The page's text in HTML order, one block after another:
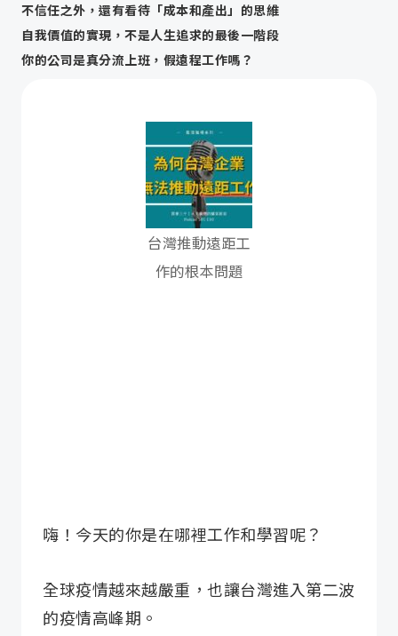
不信任之外，還有看待「成本和產出」的思維
自我價值的實現，不是人生追求的最後一階段
你的公司是真分流上班，假遠程工作嗎？
台灣推動遠距工
作的根本問題
嗨！今天的你是在哪裡工作和學習呢？
全球疫情越來越嚴重，也讓台灣進入第二波
的疫情高峰期。